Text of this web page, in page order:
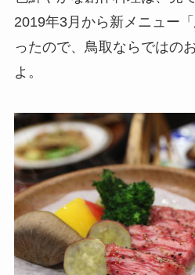
2019年3月から新メニュー
ったので、鳥取ならではの
よ。